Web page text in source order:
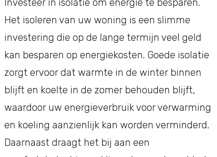
Het isoleren van uw woning is een slimme
investering die op de lange termijn veel geld
kan besparen op energiekosten. Goede isolatie
zorgt ervoor dat warmte in de winter binnen
blijft en koelte in de zomer behouden blijft,
waardoor uw energieverbruik voor verwarming
en koeling aanzienlijk kan worden verminderd.
Daarnaast draagt het bij aan een